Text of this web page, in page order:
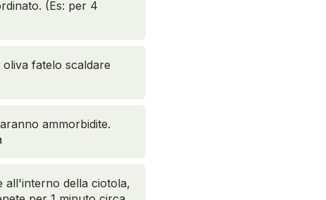
(Es: per 4
fatelo scaldare
ammorbidite.
all'interno della ciotola,